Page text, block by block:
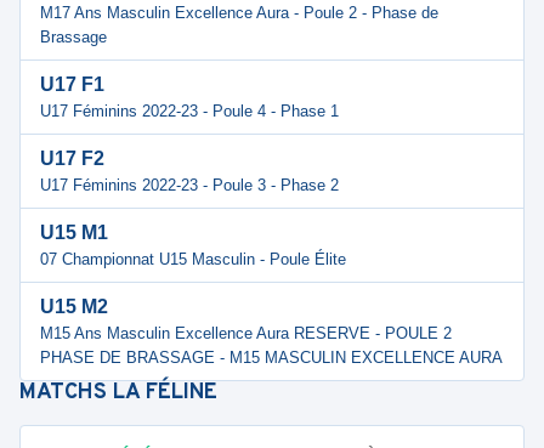
M17 Ans Masculin Excellence Aura - Poule 2 - Phase de
Brassage
U17 F1
U17 Féminins 2022-23 - Poule 4 - Phase 1
U17 F2
U17 Féminins 2022-23 - Poule 3 - Phase 2
U15 M1
07 Championnat U15 Masculin - Poule Élite
U15 M2
M15 Ans Masculin Excellence Aura RESERVE - POULE 2
PHASE DE BRASSAGE - M15 MASCULIN EXCELLENCE AURA
MATCHS LA FÉLINE